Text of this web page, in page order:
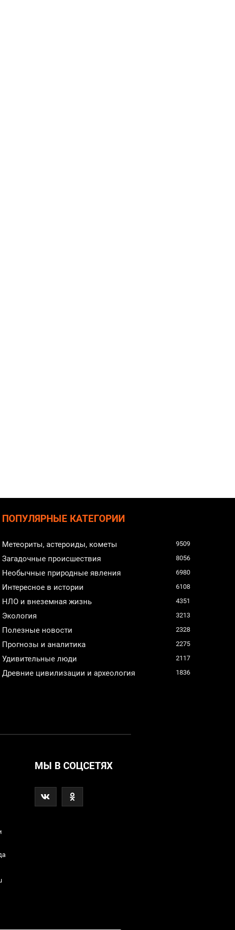
ПОПУЛЯРНЫЕ КАТЕГОРИИ
Метеориты, астероиды, кометы 9509
Загадочные происшествия 8056
Необычные природные явления 6980
Интересное в истории 6108
НЛО и внеземная жизнь 4351
Экология 3213
Полезные новости 2328
Прогнозы и аналитика 2275
Удивительные люди 2117
Древние цивилизации и археология 1836
МЫ В СОЦСЕТЯХ